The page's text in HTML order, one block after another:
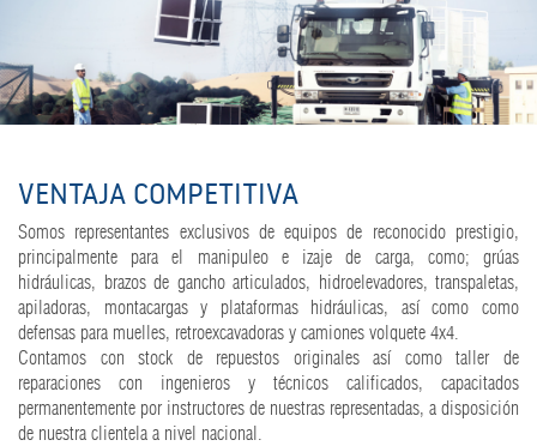
VENTAJA COMPETITIVA
Somos representantes exclusivos de equipos de reconocido prestigio,
principalmente para el manipuleo e izaje de carga, como; grúas
hidráulicas, brazos de gancho articulados, hidroelevadores, transpaletas,
apiladoras, montacargas y plataformas hidráulicas, así como como
defensas para muelles, retroexcavadoras y camiones volquete 4x4.
Contamos con stock de repuestos originales así como taller de
reparaciones con ingenieros y técnicos calificados, capacitados
permanentemente por instructores de nuestras representadas, a disposición
de nuestra clientela a nivel nacional.